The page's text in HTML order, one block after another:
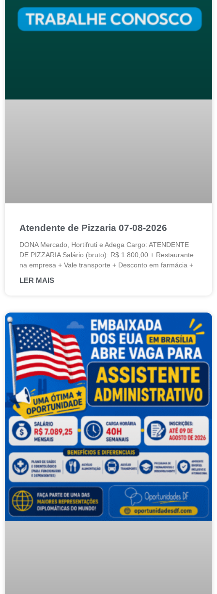
Atendente de Pizzaria 07-08-2026
DONA Mercado, Hortifruti e Adega Cargo: ATENDENTE
DE PIZZARIA Salário (bruto): R$ 1.800,00 + Restaurante
na empresa + Vale transporte + Desconto em farmácia +
LER MAIS